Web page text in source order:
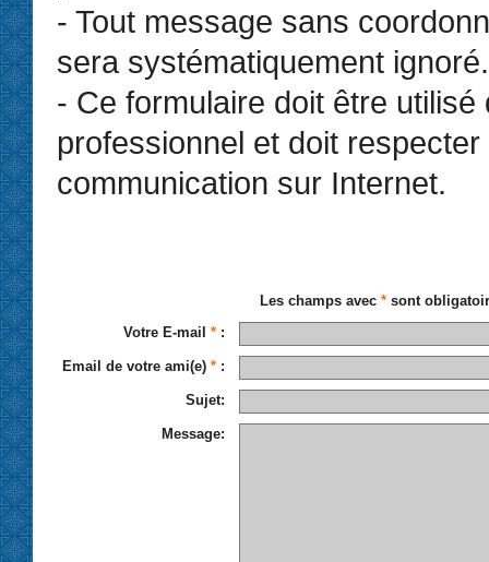
- Tout message sans
sera systématiquement ignoré.
- Ce formulaire doit être utilisé
professionnel et doit
communication sur Internet.
Les champs avec *sont
Votre E-mail * :
Email de votre ami(e) * :
Sujet:
Message: